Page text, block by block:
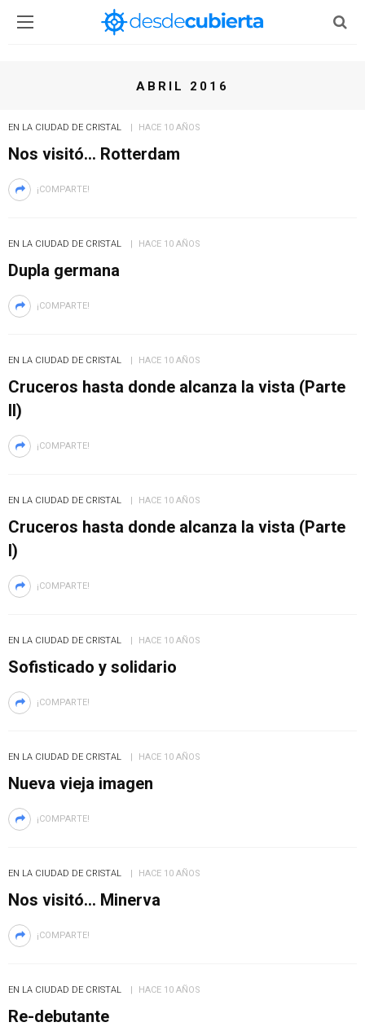
ABRIL 2016
EN LA CIUDAD DE CRISTAL HACE 10 AÑOS
Nos visitó… Rotterdam
¡COMPARTE!
EN LA CIUDAD DE CRISTAL HACE 10 AÑOS
Dupla germana
¡COMPARTE!
EN LA CIUDAD DE CRISTAL HACE 10 AÑOS
Cruceros hasta donde alcanza la vista (Parte
II)
¡COMPARTE!
EN LA CIUDAD DE CRISTAL HACE 10 AÑOS
Cruceros hasta donde alcanza la vista (Parte
I)
¡COMPARTE!
EN LA CIUDAD DE CRISTAL HACE 10 AÑOS
Sofisticado y solidario
¡COMPARTE!
EN LA CIUDAD DE CRISTAL HACE 10 AÑOS
Nueva vieja imagen
¡COMPARTE!
EN LA CIUDAD DE CRISTAL HACE 10 AÑOS
Nos visitó… Minerva
¡COMPARTE!
EN LA CIUDAD DE CRISTAL HACE 10 AÑOS
Re-debutante